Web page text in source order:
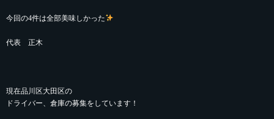
今回の4件は全部美味しかった
代表 正木
現在品川区大田区の
ドライバー、倉庫の募集をしています！